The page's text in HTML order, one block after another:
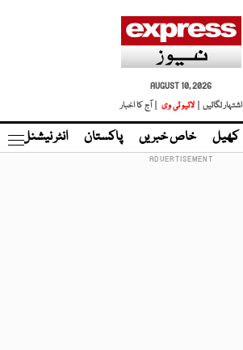
AUGUST 10, 2026
اشتہار لگائیں |
لائیو ٹی وی | آج کا اخبار
کھیل خاص خبریں پاکستان انٹر نیشنل